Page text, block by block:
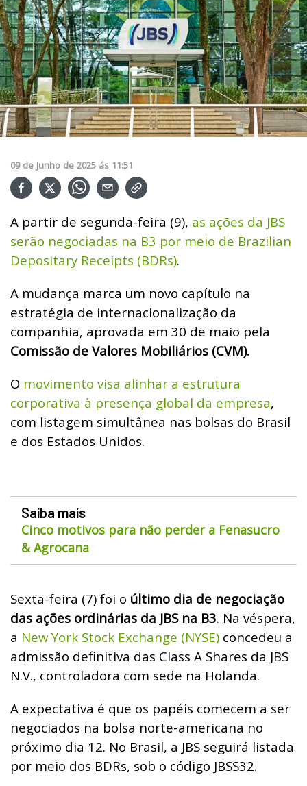
09 de Junho de 2025 ás 11:51
A partir de segunda-feira (9), as ações da JBS
serão negociadas na B3 por meio de Brazilian
Depositary Receipts (BDRs).
A mudança marca um novo capítulo na
estratégia de internacionalização da
companhia, aprovada em 30 de maio pela
Comissão de Valores Mobiliários (CVM).
O movimento visa alinhar a estrutura
corporativa à presença global da empresa,
com listagem simultânea nas bolsas do Brasil
e dos Estados Unidos.
Saiba mais
Cinco motivos para não perder a Fenasucro
& Agrocana
Sexta-feira (7) foi o último dia de negociação
das ações ordinárias da JBS na B3. Na véspera,
a New York Stock Exchange (NYSE) concedeu a
admissão definitiva das Class A Shares da JBS
N.V., controladora com sede na Holanda.
A expectativa é que os papéis comecem a ser
negociados na bolsa norte-americana no
próximo dia 12. No Brasil, a JBS seguirá listada
por meio dos BDRs, sob o código JBSS32.